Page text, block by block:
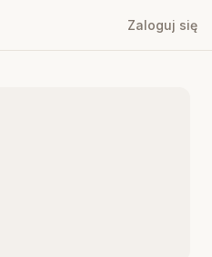
Zaloguj się